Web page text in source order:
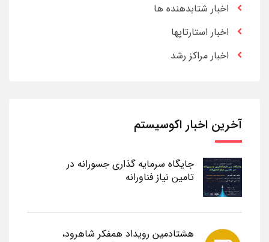
اخبار شتابدهنده ها
اخبار استارتاپها
اخبار مراکز رشد
آخرین اخبار اکوسیستم
جایگاه سرمایه گذاری جسورانه در
تامین نیاز فناورانه
هشتادمین رویداد همفکر شاهرود،